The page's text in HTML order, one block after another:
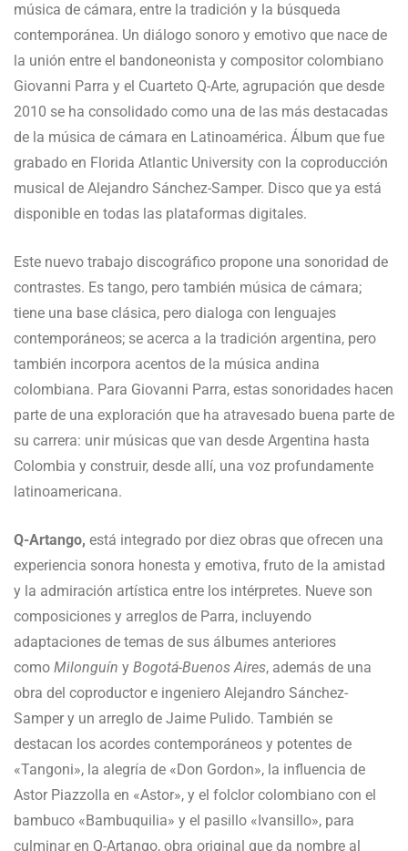
música de cámara, entre la tradición y la búsqueda
contemporánea. Un diálogo sonoro y emotivo que nace de
la unión entre el bandoneonista y compositor colombiano
Giovanni Parra y el Cuarteto Q-Arte, agrupación que desde
2010 se ha consolidado como una de las más destacadas
de la música de cámara en Latinoamérica. Álbum que fue
grabado en Florida Atlantic University con la coproducción
musical de Alejandro Sánchez-Samper. Disco que ya está
disponible en todas las plataformas digitales.
Este nuevo trabajo discográfico propone una sonoridad de
contrastes. Es tango, pero también música de cámara;
tiene una base clásica, pero dialoga con lenguajes
contemporáneos; se acerca a la tradición argentina, pero
también incorpora acentos de la música andina
colombiana. Para Giovanni Parra, estas sonoridades hacen
parte de una exploración que ha atravesado buena parte de
su carrera: unir músicas que van desde Argentina hasta
Colombia y construir, desde allí, una voz profundamente
latinoamericana.
Q-Artango, está integrado por diez obras que ofrecen una
experiencia sonora honesta y emotiva, fruto de la amistad
y la admiración artística entre los intérpretes. Nueve son
composiciones y arreglos de Parra, incluyendo
adaptaciones de temas de sus álbumes anteriores
como Milonguín y Bogotá-Buenos Aires, además de una
obra del coproductor e ingeniero Alejandro Sánchez-
Samper y un arreglo de Jaime Pulido. También se
destacan los acordes contemporáneos y potentes de
«Tangoni», la alegría de «Don Gordon», la influencia de
Astor Piazzolla en «Astor», y el folclor colombiano con el
bambuco «Bambuquilia» y el pasillo «Ivansillo», para
culminar en Q-Artango, obra original que da nombre al